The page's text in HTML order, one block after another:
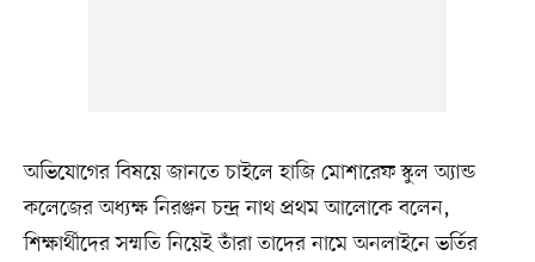
অভিযোগের বিষয়ে জানতে চাইলে হাজি মোশারেফ স্কুল অ্যান্ড
কলেজের অধ্যক্ষ নিরঞ্জন চন্দ্র নাথ প্রথম আলোকে বলেন,
শিক্ষার্থীদের সম্মতি নিয়েই তাঁরা তাদের নামে অনলাইনে ভর্তির